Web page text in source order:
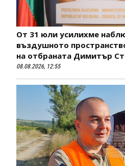
От 31 юли усилихме
въздушното
на отбраната Димитър
08.08.2026, 12:55